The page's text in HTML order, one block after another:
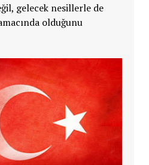
gelecek nesillerle de
olduğunu